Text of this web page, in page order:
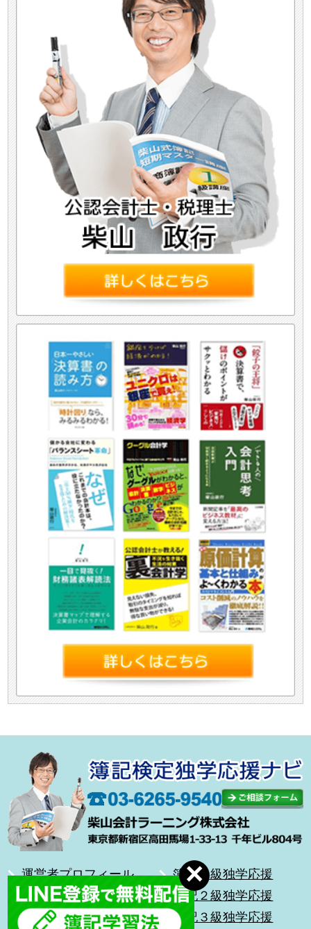
運営者プロフィール
合格体験記
無料メール講座
簿記１級独学応援
簿記２級独学応援
簿記３級独学応援